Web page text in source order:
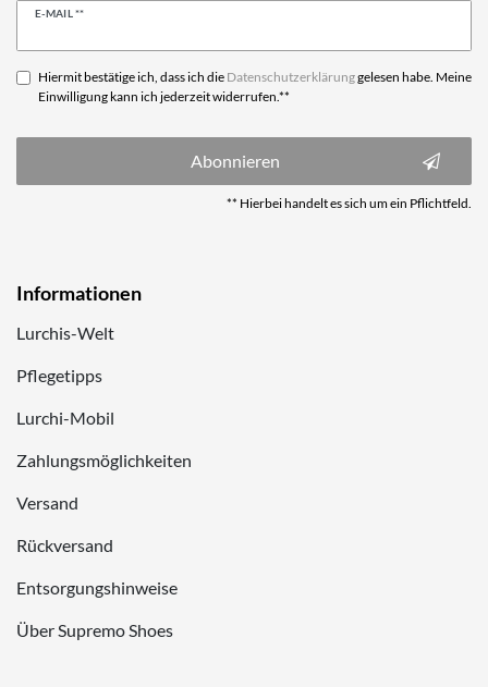
E-MAIL **
Newsletter
Hiermit bestätige ich, dass ich die Daten­schutz­erklärunggelesen habe. Meine
Einwilligung kann ich jederzeit widerrufen.**
Abonnieren
** Hierbei handelt es sich um ein Pflichtfeld.
Informationen
Lurchis-Welt
Pflegetipps
Lurchi-Mobil
Zahlungsmöglichkeiten
Versand
Rückversand
Entsorgungshinweise
Über Supremo Shoes